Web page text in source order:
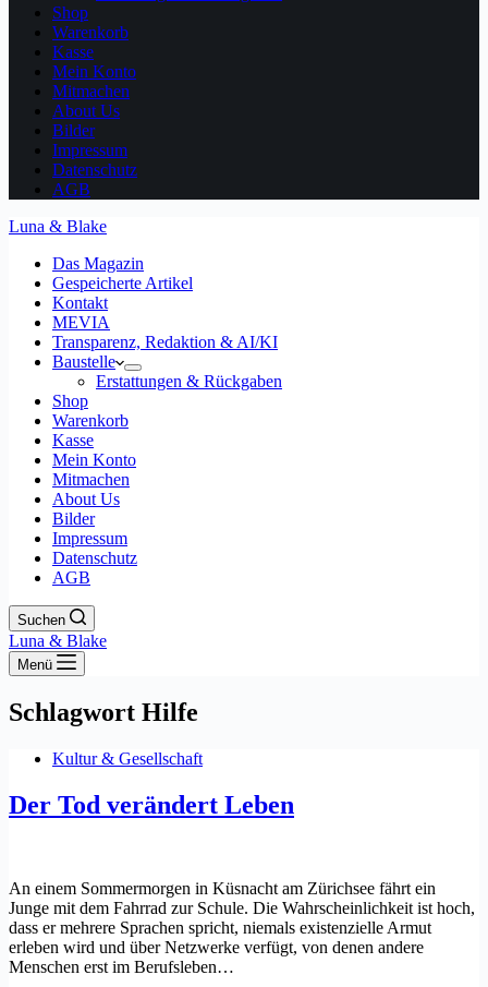
Shop
Warenkorb
Kasse
Mein Konto
Mitmachen
About Us
Bilder
Impressum
Datenschutz
AGB
Luna & Blake
Das Magazin
Gespeicherte Artikel
Kontakt
MEVIA
Transparenz, Redaktion & AI/KI
Baustelle
Erstattungen & Rückgaben
Shop
Warenkorb
Kasse
Mein Konto
Mitmachen
About Us
Bilder
Impressum
Datenschutz
AGB
Suchen
Luna & Blake
Menü
Schlagwort Hilfe
Kultur & Gesellschaft
Der Tod verändert Leben
An einem Sommermorgen in Küsnacht am Zürichsee fährt ein
Junge mit dem Fahrrad zur Schule. Die Wahrscheinlichkeit ist hoch,
dass er mehrere Sprachen spricht, niemals existenzielle Armut
erleben wird und über Netzwerke verfügt, von denen andere
Menschen erst im Berufsleben…